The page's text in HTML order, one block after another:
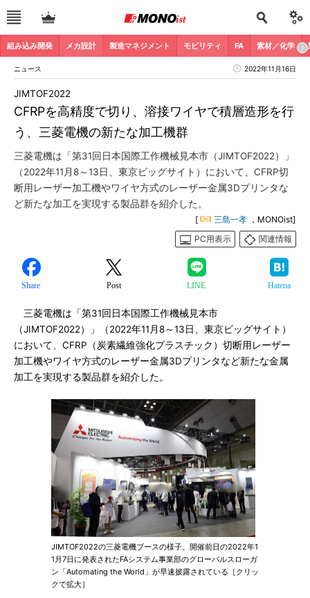
組み込み開発 メカ設計 製造マネジメント モビリティ FA 素材／化学
ニュース 2022年11月16日
CFRPを高精度で切り、溶接ワイヤで積層造形を行
う、三菱電機の新たな加工機群
JIMTOF2022
三菱電機は「第31回日本国際工作機械見本市（JIMTOF2022）」
（2022年11月8～13日、東京ビッグサイト）において、CFRP切
断用レーザー加工機やワイヤ方式のレーザー金属3Dプリンタな
ど新たな加工を実現する製品群を紹介した。
[ 三島一孝 ，MONOist]
PC用表示
関連情報
Share Post LINE Hatena
三菱電機は「第31回日本国際工作機械見本市
（JIMTOF2022）」（2022年11月8～13日、東京ビッグサイト）
において、CFRP（炭素繊維強化プラスチック）切断用レーザー
加工機やワイヤ方式のレーザー金属3Dプリンタなど新たな金属
加工を実現する製品群を紹介した。
JIMTOF2022の三菱電機ブースの様子。開催前日の2022年1
1月7日に発表されたFAシステム事業部のグローバルスローガ
ン「Automating the World」が早速披露されている［クリッ
クで拡大］